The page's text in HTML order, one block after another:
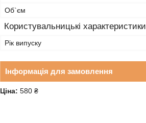
Об`єм
Користувальницькі характеристики
Рік випуску
Інформація для замовлення
Ціна: 580 ₴